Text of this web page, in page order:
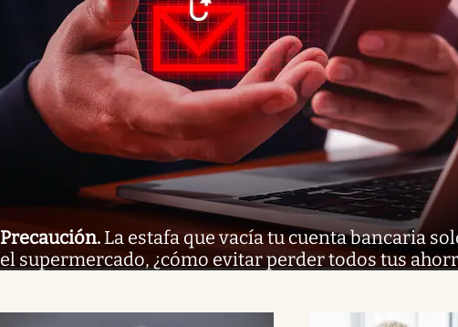
Precaución. La estafa que vacía tu cuenta bancaria
el supermercado, ¿cómo evitar perder todos tus